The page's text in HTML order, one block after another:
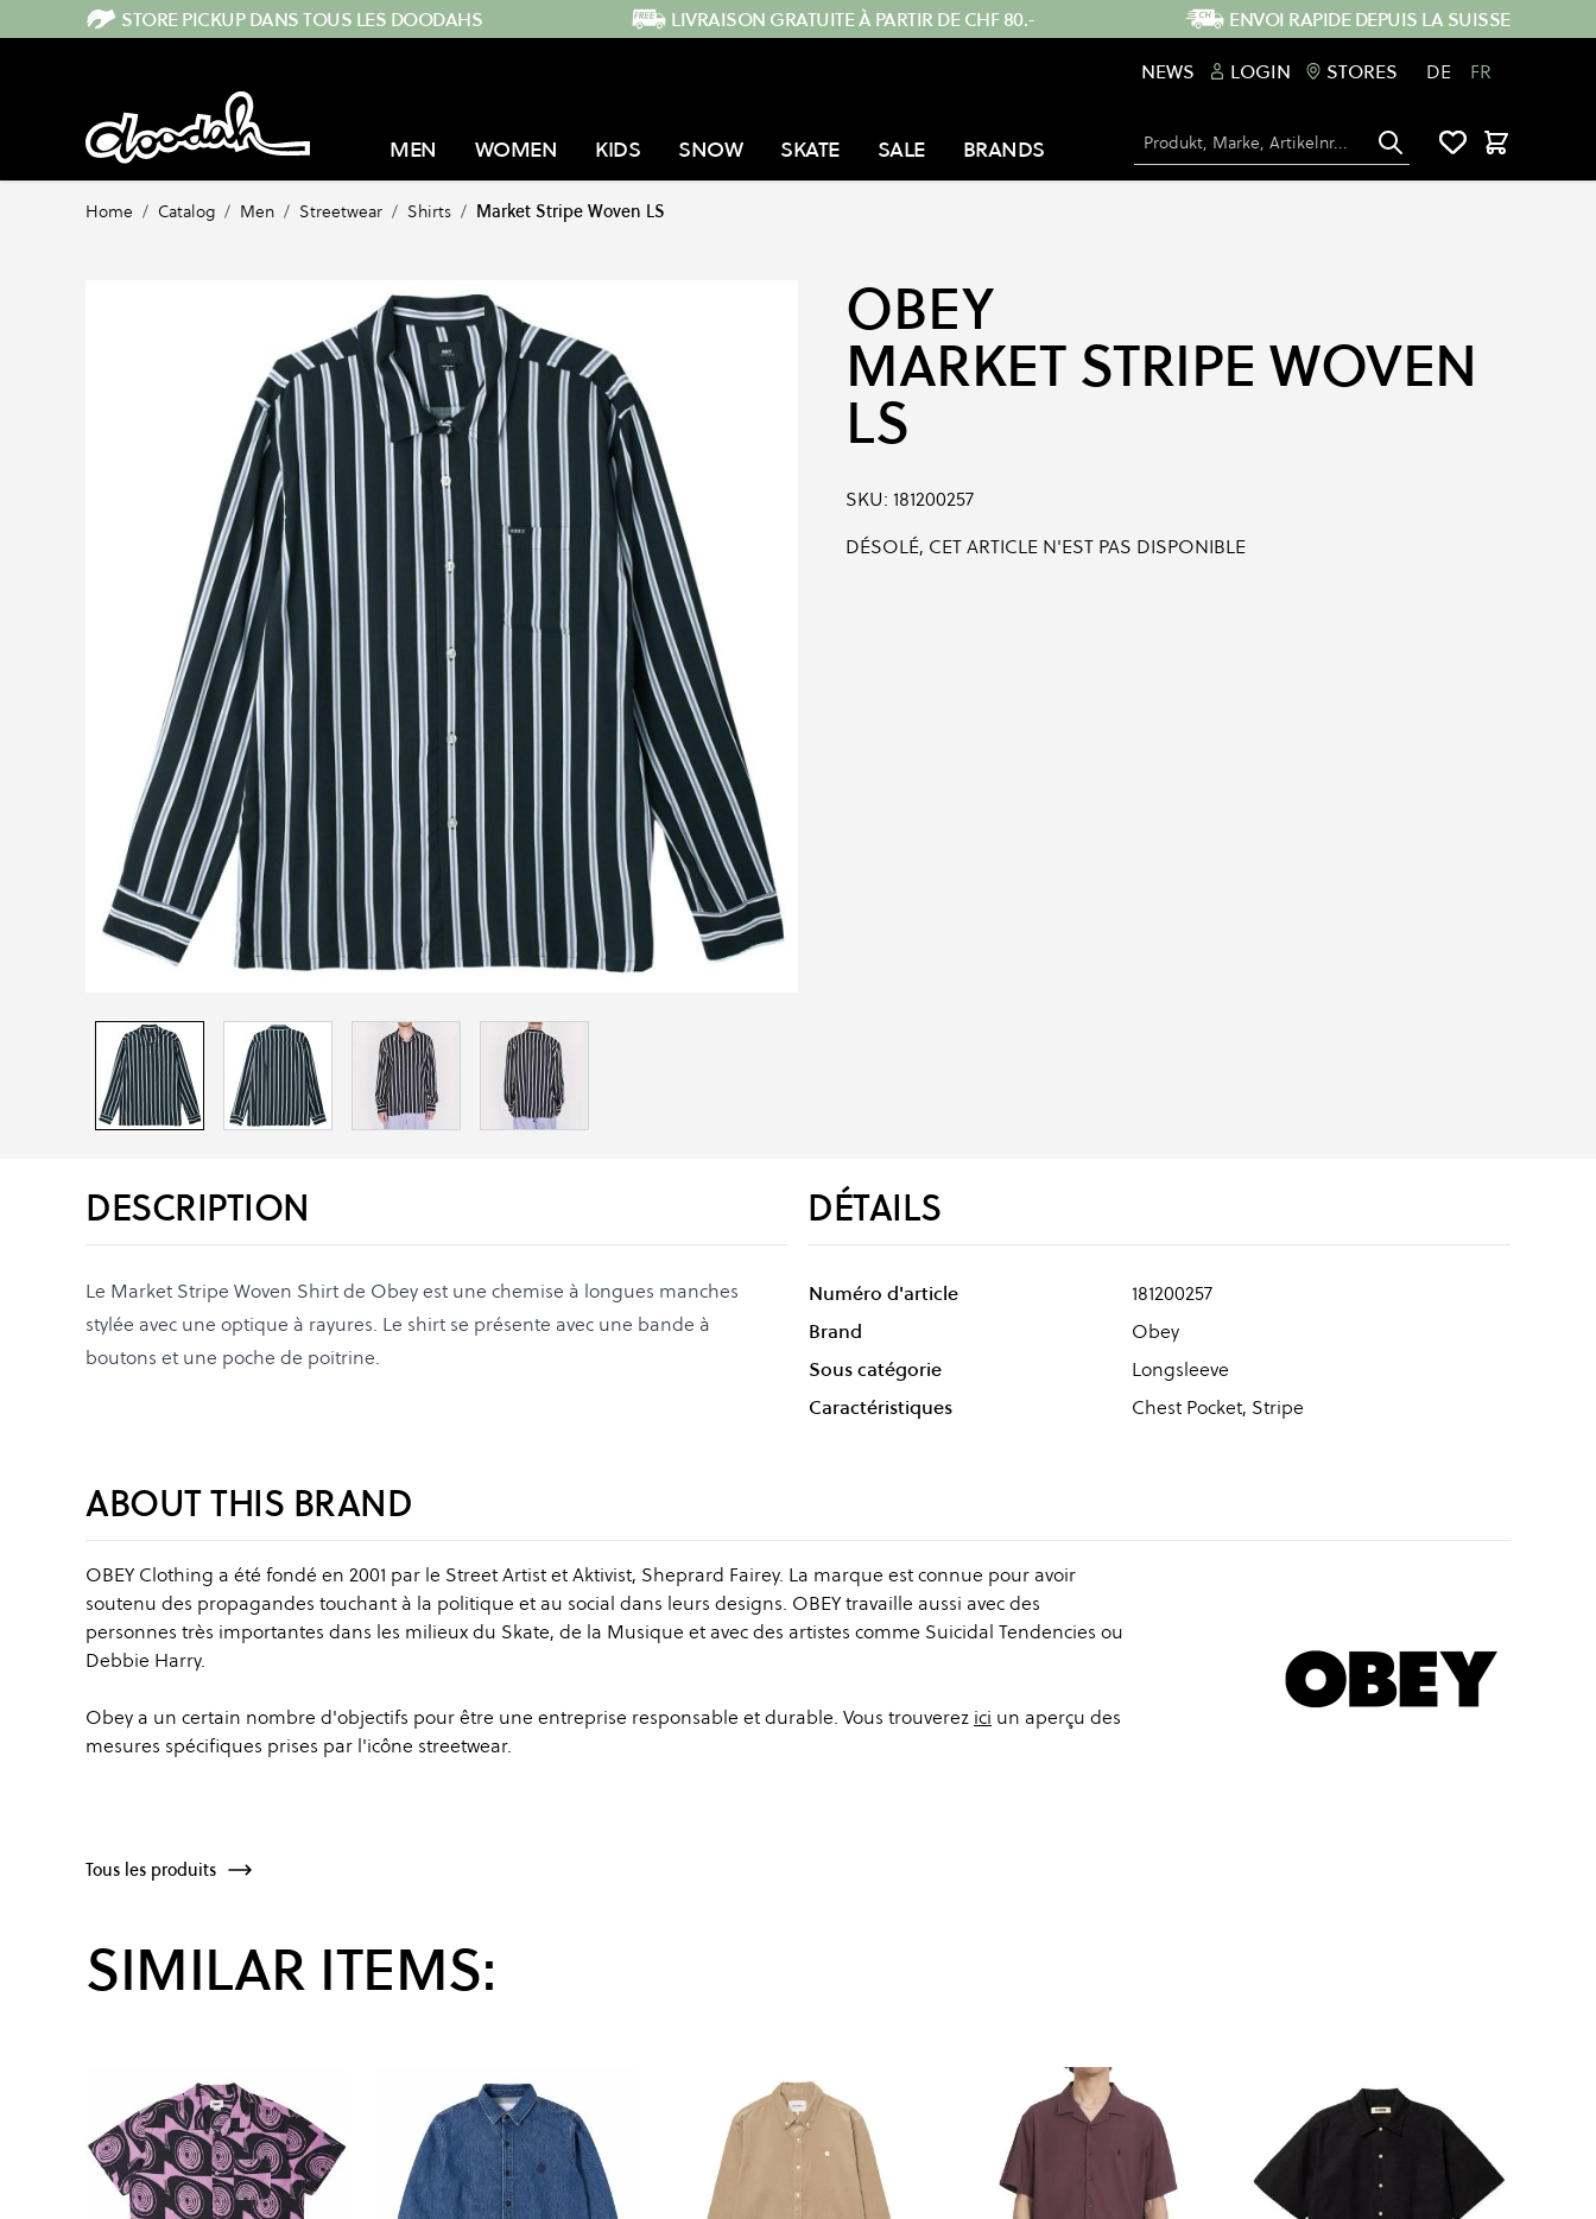
Skip to ContentSTORE PICKUP DANS TOUS LES DOODAHS LIVRAISON GRATUITE À PARTIR DE CHF 80.-
ENVOI RAPIDE DEPUIS LA SUISSE
NEWS
LOGIN STORES DE FR
MEN WOMEN KIDS SNOW SKATE SALE BRANDS Chercher Panier
Home / Catalog / Men / Streetwear / Shirts / Market Stripe Woven LS
OBEY
MARKET STRIPE WOVEN
LS
SKU: 181200257
DÉSOLÉ, CET ARTICLE N'EST PAS DISPONIBLE
DESCRIPTION
Le Market Stripe Woven Shirt de Obey est une chemise à longues manches
stylée avec une optique à rayures. Le shirt se présente avec une bande à
boutons et une poche de poitrine.
DÉTAILS
Numéro d'article
181200257
Brand
Obey
Sous catégorie
Longsleeve
Caractéristiques
Chest Pocket, Stripe
ABOUT THIS BRAND
OBEY Clothing a été fondé en 2001 par le Street Artist et Aktivist, Sheprard Fairey. La marque est connue pour avoir
soutenu des propagandes touchant à la politique et au social dans leurs designs. OBEY travaille aussi avec des
personnes très importantes dans les milieux du Skate, de la Musique et avec des artistes comme Suicidal Tendencies ou
Debbie Harry.
Obey a un certain nombre d'objectifs pour être une entreprise responsable et durable. Vous trouverez ici un aperçu des
mesures spécifiques prises par l'icône streetwear.
Tous les produits
SIMILAR ITEMS: